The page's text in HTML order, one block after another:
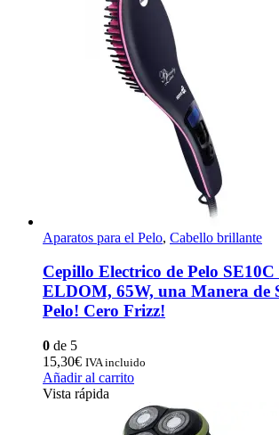
Aparatos para el Pelo, Cabello brillante
Cepillo Electrico de Pelo
ELDOM, 65W, una Manera de
Pelo! Cero Frizz!
0 de 5
15,30€ IVA incluido
Añadir al carrito
Vista rápida